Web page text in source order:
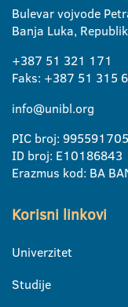
Bulevar vojvode
Banja Luka,
+387 51 321 171
Faks: +387 51 315
info@unibl.org
PIC broj: 995591705
ID broj: E10186843
Erazmus kod: BA
Korisni linkovi
Univerzitet
Studije